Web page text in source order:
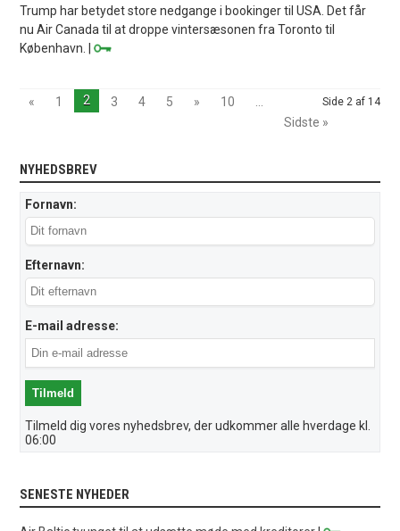
Trump har betydet store nedgange i bookinger til USA. Det får
nu Air Canada til at droppe vintersæsonen fra Toronto til
København. |
Side 2 af 14
« 1 2 3 4 5 » 10
Sidste »
NYHEDSBREV
Fornavn:
Efternavn:
E-mail adresse:
Tilmeld dig vores nyhedsbrev, der udkommer alle hverdage kl.
06:00
SENESTE NYHEDER